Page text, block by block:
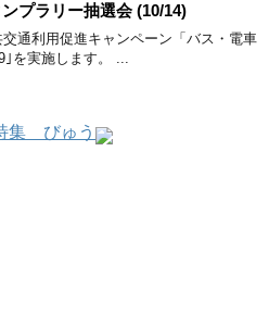
プラリー抽選会 (10/14)
交通利用促進キャンペーン「バス・電車
｣を実施します。 ...